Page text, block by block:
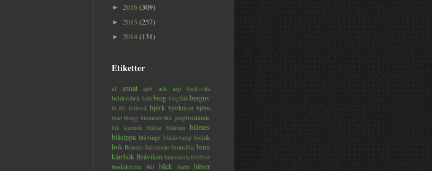
► 2016(309)
► 2015 (257)
► 2014(131)
Etiketter
al annat apel ask asp backsvala
baldersbrå barkberg bergfinkberguv
bi bil bitbock björk björktrast björn
blad blogg blommor blå jungfruslända
blå kärrhök blåbär blåklint
blåmes
blåsippa blåvinge bläcksvamp bofink
bok Brandts fladdermus bronsibis brun
kärrhökBråviken brännässlabubblor
buskskvätta båt bäck bärfis bäver